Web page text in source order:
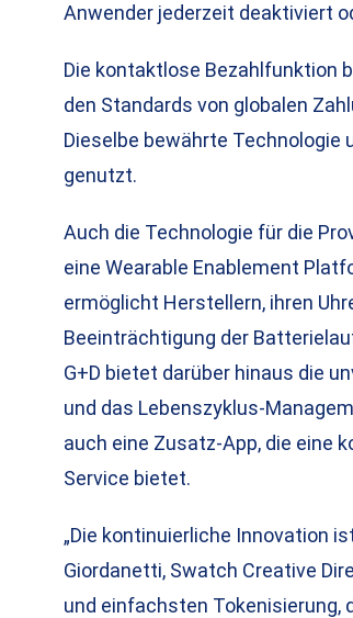
Anwender jederzeit deaktiviert
Die kontaktlose Bezahlfunktion
den Standards von globalen
Dieselbe bewährte
genutzt.
Auch die Technologie für die
eine Wearable Enablement
ermöglicht Herstellern, ihren
Beeinträchtigung der
G+D bietet darüber hinaus die
und das Lebenszyklus-
auch eine Zusatz-App, die eine
Service bietet.
„Die kontinuierliche Innovation
Giordanetti, Swatch Creative
und einfachsten Tokenisierung,